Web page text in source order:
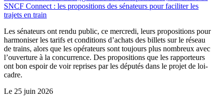
SNCF Connect : les propositions des sénateurs pour faciliter les
trajets en train
Les sénateurs ont rendu public, ce mercredi, leurs propositions pour
harmoniser les tarifs et conditions d’achats des billets sur le réseau
de trains, alors que les opérateurs sont toujours plus nombreux avec
l’ouverture à la concurrence. Des propositions que les rapporteurs
ont bon espoir de voir reprises par les députés dans le projet de loi-
cadre.
Le 25 juin 2026